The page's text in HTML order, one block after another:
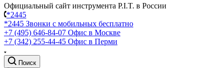
Официальный сайт инструмента P.I.T. в России
*2445
*2445 Звонки с мобильных бесплатно
+7 (495) 646-84-07 Офис в Москве
+7 (342) 255-44-45 Офис в Перми
Поиск